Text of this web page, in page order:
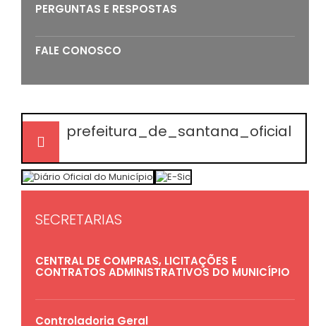
PERGUNTAS E RESPOSTAS
FALE CONOSCO
prefeitura_de_santana_oficial
SECRETARIAS
CENTRAL DE COMPRAS, LICITAÇÕES E
CONTRATOS ADMINISTRATIVOS DO MUNICÍPIO
Controladoria Geral